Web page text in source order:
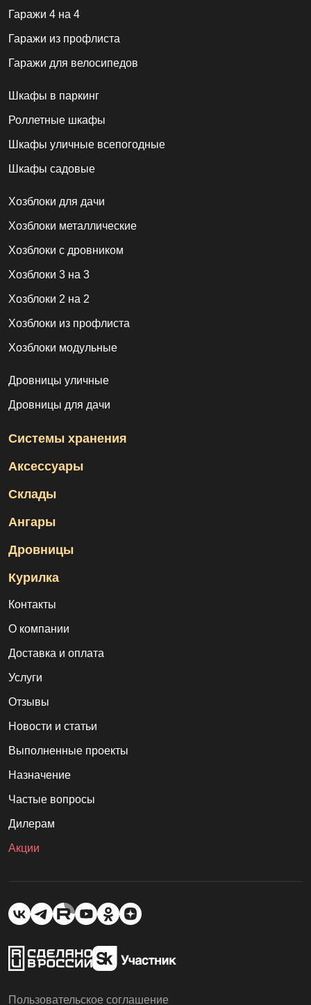
Гаражи 4 на 4
Гаражи из профлиста
Гаражи для велосипедов
Шкафы в паркинг
Роллетные шкафы
Шкафы уличные всепогодные
Шкафы садовые
Хозблоки для дачи
Хозблоки металлические
Хозблоки с дровником
Хозблоки 3 на 3
Хозблоки 2 на 2
Хозблоки из профлиста
Хозблоки модульные
Дровницы уличные
Дровницы для дачи
Системы хранения
Аксессуары
Склады
Ангары
Дровницы
Курилка
Контакты
О компании
Доставка и оплата
Услуги
Отзывы
Новости и статьи
Выполненные проекты
Назначение
Частые вопросы
Дилерам
Акции
Пользовательское соглашение